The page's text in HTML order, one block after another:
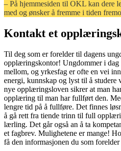
– På hjemmesiden til OKL kan dere
med og ønsker å fremme i tiden
Kontakt et
Til deg som er forelder til dagens
opplæringskontor! Ungdommer i dag
mellom, og yrkesfag er ofte en vei
energi, kunnskap og lyst til å studere
nye opplæringsloven sikrer at man
opplæring til man har fullført den.
lengre tid på å fullføre. Det finnes
å gå rett fra tiende trinn til full
lærling. Det går også an å ta
et fagbrev. Mulighetene er mange!
få den informasjonen du som forelder